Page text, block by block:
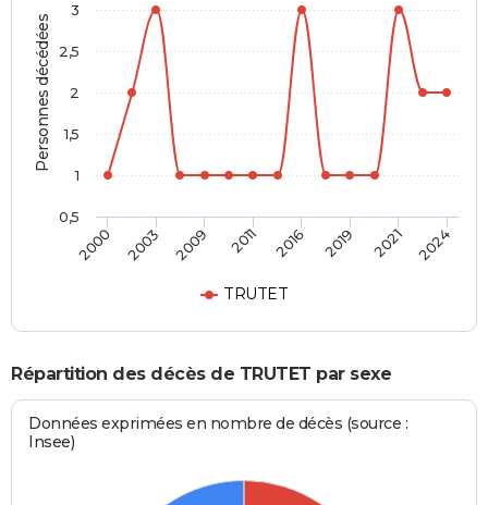
Personnes décédées
TRUTET
2000 2003 2009 2011 2016 2019 2021 2024
0,5
1
1,5
2
2,5
3
Répartition des décès de TRUTET par sexe
Données exprimées en nombre de décès (source :
Insee)